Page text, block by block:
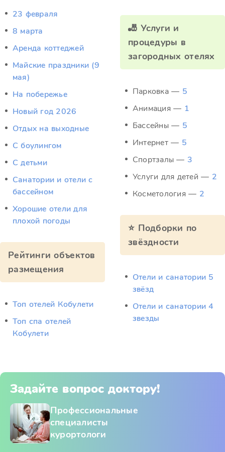
23 февраля
8 марта
Аренда коттеджей
Майские праздники (9
мая)
На побережье
Новый год 2026
Отдых на выходные
С боулингом
С детьми
Санатории и отели с
бассейном
Хорошие отели для
плохой погоды
Рейтинги объектов
размещения
Топ отелей Кобулети
Топ спа отелей
Кобулети
🎳 Услуги и
процедуры в
загородных отелях
Парковка — 5
Анимация — 1
Бассейны — 5
Интернет — 5
Спортзалы — 3
Услуги для детей — 2
Косметология — 2
⭐ Подборки по
звёздности
Отели и санатории 5
звёзд
Отели и санатории 4
звезды
Задайте вопрос доктору!
Профессиональные
специалисты
курортологи